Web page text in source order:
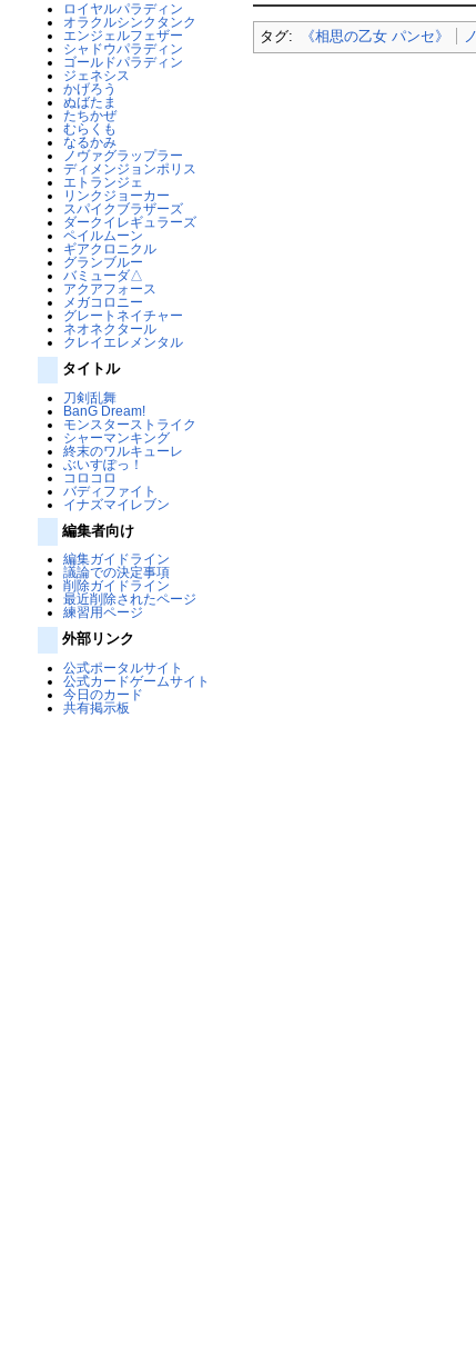
ロイヤルパラディン
オラクルシンクタンク
エンジェルフェザー
シャドウパラディン
ゴールドパラディン
ジェネシス
かげろう
ぬばたま
たちかぜ
むらくも
なるかみ
ノヴァグラップラー
ディメンジョンポリス
エトランジェ
リンクジョーカー
スパイクブラザーズ
ダークイレギュラーズ
ペイルムーン
ギアクロニクル
グランブルー
バミューダ△
アクアフォース
メガコロニー
グレートネイチャー
ネオネクタール
クレイエレメンタル
タイトル
刀剣乱舞
BanG Dream!
モンスターストライク
シャーマンキング
終末のワルキューレ
ぶいすぽっ！
コロコロ
バディファイト
イナズマイレブン
編集者向け
編集ガイドライン
議論での決定事項
削除ガイドライン
最近削除されたページ
練習用ページ
外部リンク
公式ポータルサイト
公式カードゲームサイト
今日のカード
共有掲示板
タグ: 《相思の乙女 パンセ》